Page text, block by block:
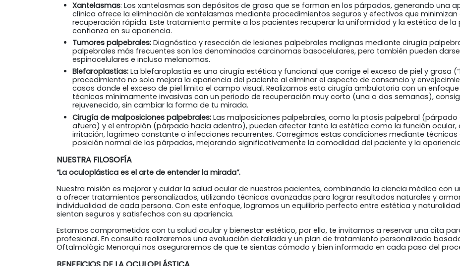
Xantelasmas: Los xantelasmas son depósitos de grasa que se forman en los párpados, generando una
clínica ofrece la eliminación de xantelasmas mediante procedimientos seguros y efectivos que
recuperación rápida. Este tratamiento permite a los pacientes recuperar la uniformidad y la estética de la
confianza en su apariencia.
Tumores palpebrales: Diagnóstico y resección de lesiones palpebrales malignas mediante cirugía
palpebrales más frecuentes son los denominados carcinomas basocelulares, pero también pueden
espinocelulares e incluso melanomas.
Blefaroplastias: La blefaroplastia es una cirugía estética y funcional que corrige el exceso de piel y grasa
procedimiento no solo mejora la apariencia del paciente al eliminar el aspecto de cansancio y
casos donde el exceso de piel limita el campo visual. Realizamos esta cirugía ambulatoria con un
técnicas mínimamente invasivas con un periodo de recuperación muy corto (una o dos semanas),
rejuvenecido, sin cambiar la forma de tu mirada.
Cirugía de malposiciones palpebrales: Las malposiciones palpebrales, como la ptosis palpebral
afuera) y el entropión (párpado hacia adentro), pueden afectar tanto la estética como la función ocular,
irritación, lagrimeo constante o infecciones recurrentes. Corregimos estas condiciones mediante
posición normal de los párpados, mejorando significativamente la comodidad del paciente y la
NUESTRA FILOSOFÍA
“La oculoplástica es el arte de entender la mirada”.
Nuestra misión es mejorar y cuidar la salud ocular de nuestros pacientes, combinando la ciencia médica con
a ofrecer tratamientos personalizados, utilizando técnicas avanzadas para lograr resultados naturales y
individualidad de cada persona. Con este enfoque, logramos un equilibrio perfecto entre estética y
sientan seguros y satisfechos con su apariencia.
Estamos comprometidos con tu salud ocular y bienestar estético, por ello, te invitamos a reservar una cita
profesional. En consulta realizaremos una evaluación detallada y un plan de tratamiento personalizado
Oftalmològic Menorquí nos aseguraremos de que te sientas cómodo y bien informado en cada paso del